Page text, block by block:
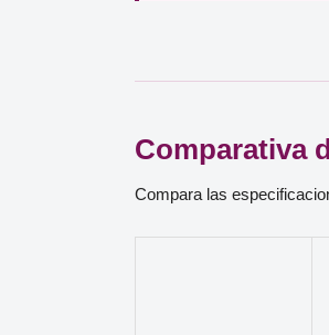
Comparativa
Compara las